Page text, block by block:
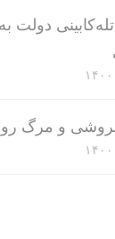
دولت
و مرگ